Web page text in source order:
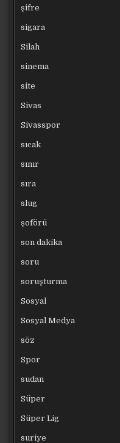
şifre
sigara
Silah
sinema
site
Sivas
Sivasspor
sıcak
sınır
sıra
slug
şoförü
son dakika
soru
soruşturma
Sosyal
Sosyal Medya
söz
Spor
sudan
Süper
Süper Lig
suriye